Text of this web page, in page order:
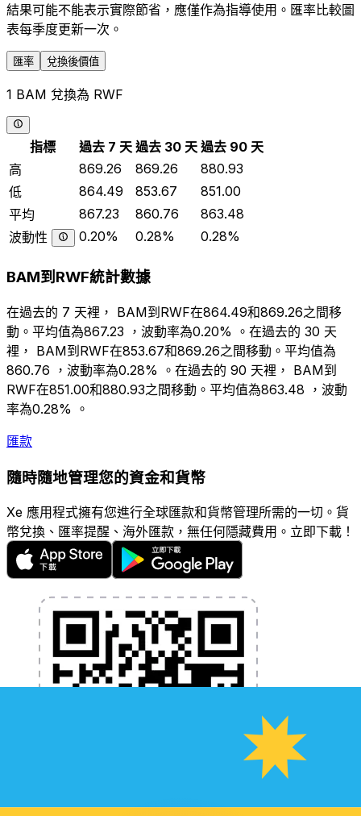
結果可能不能表示實際節省，應僅作為指導使用。匯率比較圖
表每季度更新一次。
匯率 兌換後價值
1 BAM 兌換為 RWF
指標 過去 7 天 過去 30 天 過去 90 天
高
869.26 869.26
880.93
低
864.49 853.67
851.00
平均
867.23 860.76
863.48
波動性
0.20% 0.28% 0.28%
BAM到RWF統計數據
在過去的 7 天裡， BAM到RWF在864.49和869.26之間移
動。平均值為867.23 ，波動率為0.20% 。在過去的 30 天
裡， BAM到RWF在853.67和869.26之間移動。平均值為
860.76 ，波動率為0.28% 。在過去的 90 天裡， BAM到
RWF在851.00和880.93之間移動。平均值為863.48 ，波動
率為0.28% 。
匯款
隨時隨地管理您的資金和貨幣
Xe 應用程式擁有您進行全球匯款和貨幣管理所需的一切。貨
幣兌換、匯率提醒、海外匯款，無任何隱藏費用。立即下載！